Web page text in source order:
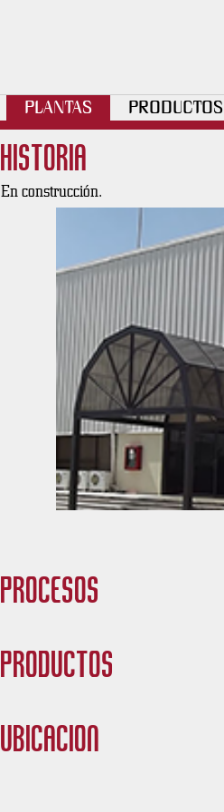
PLANTAS PRODUCTOS
Historia
En construcción.
Procesos
Productos
Ubicación